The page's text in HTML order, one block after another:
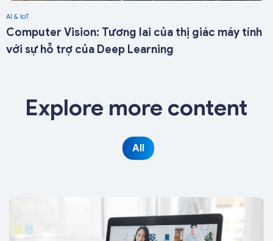
AI & IoT
Computer Vision: Tương lai của thị giác máy tính
với sự hỗ trợ của Deep Learning
Explore more content
All